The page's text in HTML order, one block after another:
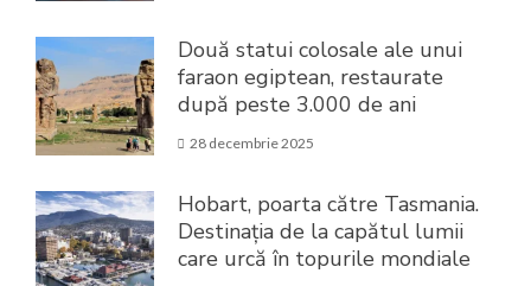
Două statui colosale ale unui
faraon egiptean, restaurate
după peste 3.000 de ani
28 decembrie 2025
Hobart, poarta către Tasmania.
Destinația de la capătul lumii
care urcă în topurile mondiale